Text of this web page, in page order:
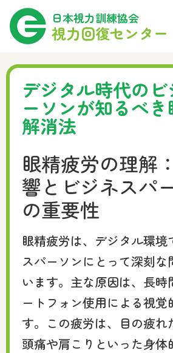
日本視力訓練協会
視力回復センター
デジタル時代の
ーソンが知るべ
解消法
眼精疲労の理解
響とビジネスパ
の重要性
眼精疲労は、デジタル環境
スパーソンにとって深刻な
います。主な原因は、長時
ートフォン使用による視覚
す。この疲労は、目の疲れ
頭痛や肩こりといった身体